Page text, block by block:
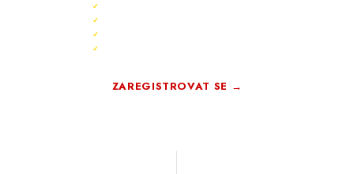
✓
✓
✓
✓
ZAREGISTROVAT SE →